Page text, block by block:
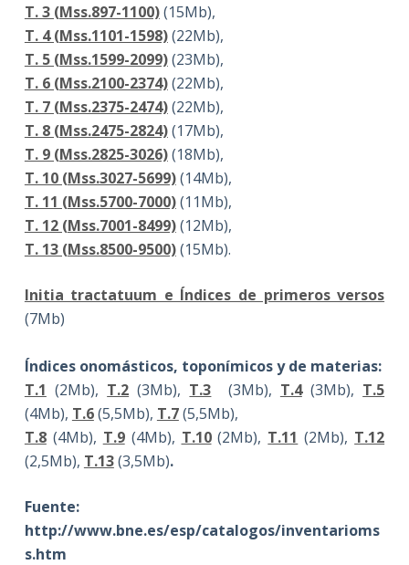
T. 3 (Mss.897-1100)(15Mb),
T. 4 (Mss.1101-1598)(22Mb),
T. 5 (Mss.1599-2099)(23Mb),
T. 6 (Mss.2100-2374)(22Mb),
T. 7 (Mss.2375-2474)(22Mb),
T. 8 (Mss.2475-2824)(17Mb),
T. 9 (Mss.2825-3026)(18Mb),
T. 10 (Mss.3027-5699)(14Mb),
T. 11 (Mss.5700-7000)(11Mb),
T. 12 (Mss.7001-8499)(12Mb),
T. 13 (Mss.8500-9500)(15Mb).
Initia tractatuum e Índices de primeros versos
(7Mb)
Índices onomásticos, toponímicos y de materias:
T.1 (2Mb), T.2 (3Mb), T.3 (3Mb), T.4(3Mb), T.5
(4Mb), T.6(5,5Mb), T.7(5,5Mb),
T.8(4Mb), T.9(4Mb), T.10(2Mb), T.11 (2Mb), T.12
(2,5Mb), T.13(3,5Mb).
Fuente:
http://www.bne.es/esp/catalogos/inventarioms
s.htm